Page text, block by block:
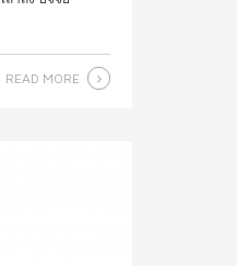
READ MORE